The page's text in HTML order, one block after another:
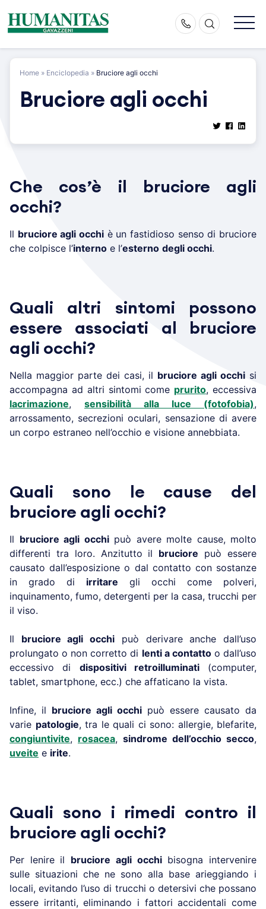
content
Home » Enciclopedia » Bruciore agli occhi
Bruciore agli occhi
Che cos’è il bruciore agli
occhi?
Il bruciore agli occhi è un fastidioso senso di bruciore
che colpisce l’interno e l’esterno degli occhi.
Quali altri sintomi possono
essere associati al bruciore
agli occhi?
Nella maggior parte dei casi, il bruciore agli occhi si
accompagna ad altri sintomi come prurito, eccessiva
lacrimazione, sensibilità alla luce (fotofobia),
arrossamento, secrezioni oculari, sensazione di avere
un corpo estraneo nell’occhio e visione annebbiata.
Quali sono le cause del
bruciore agli occhi?
Il bruciore agli occhipuò avere molte cause, molto
differenti tra loro. Anzitutto il bruciore può essere
causato dall’esposizione o dal contatto con sostanze
in grado di irritare gli occhi come polveri,
inquinamento, fumo, detergenti per la casa, trucchi per
il viso.
Il bruciore agli occhi può derivare anche dall’uso
prolungato o non corretto di lenti a contattoo dall’uso
eccessivo di dispositivi retroilluminati(computer,
tablet, smartphone, ecc.) che affaticano la vista.
Infine, il bruciore agli occhi può essere causato da
varie patologie, tra le quali ci sono: allergie, blefarite,
congiuntivite, rosacea, sindrome dell’occhio secco,
uveite e irite.
Quali sono i rimedi contro il
bruciore agli occhi?
Per lenire il bruciore agli occhibisogna intervenire
sulle situazioni che ne sono alla base arieggiando i
locali, evitando l’uso di trucchi o detersivi che possano
essere irritanti, eliminando i fattori accidentali come